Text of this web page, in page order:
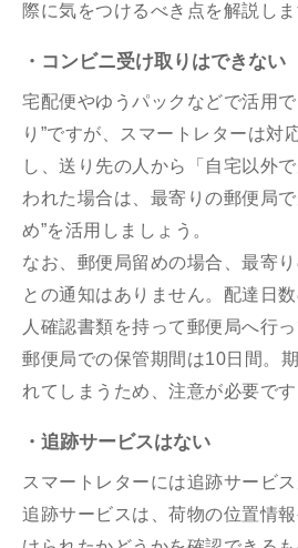
際に気をつけるべき点を解説しま
・コンビニ受け取りはできない
宅配便やゆうパックなどで活用
り”ですが、スマートレターは対
し、送り先の人から「自宅以外
われた場合は、最寄りの郵便局
め”を活用しましょう。
なお、郵便局留めの場合、最寄
との通知はありません。配達日
人確認書類を持って郵便局へ行っ
郵便局での保管期間は10日間。
れてしまうため、注意が必要です
・追跡サービスはない
スマートレターには追跡サービス
追跡サービスは、荷物の位置情